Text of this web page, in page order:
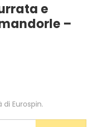
e
–
Eurospin.